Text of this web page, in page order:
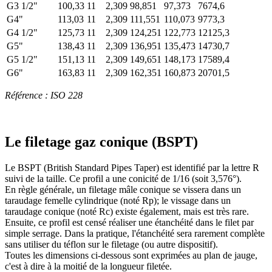
G3 1/2" 100,33 11 2,309 98,851 97,373
7674,6
G4"
113,03 11 2,309 111,551 110,073 9773,3
G4 1/2"
125,73 11 2,309 124,251 122,773 12125,3
G5"
138,43 11 2,309 136,951 135,473 14730,7
G5 1/2"
151,13 11 2,309 149,651 148,173 17589,4
G6"
163,83 11 2,309 162,351 160,873 20701,5
Référence : ISO 228
Le filetage gaz conique (BSPT)
Le BSPT (British Standard Pipes Taper) est identifié par la lettre R
suivi de la taille. Ce profil a une conicité de 1/16 (soit 3,576°).
En règle générale, un filetage mâle conique se vissera dans un
taraudage femelle cylindrique (noté Rp); le vissage dans un
taraudage conique (noté Rc) existe également, mais est très rare.
Ensuite, ce profil est censé réaliser une étanchéité dans le filet par
simple serrage. Dans la pratique, l'étanchéité sera rarement complète
sans utiliser du téflon sur le filetage (ou autre dispositif).
Toutes les dimensions ci-dessous sont exprimées au plan de jauge,
c'est à dire à la moitié de la longueur filetée.